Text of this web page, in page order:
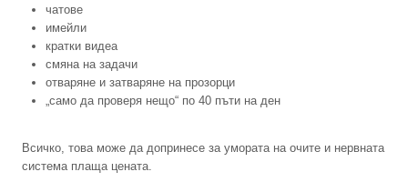
чатове
имейли
кратки видеа
смяна на задачи
отваряне и затваряне на прозорци
„само да проверя нещо“ по 40 пъти на ден
Всичко, това може да допринесе за умората на очите и нервната
система плаща цената.